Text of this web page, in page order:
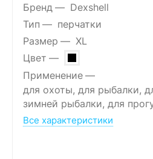
Бренд
Dexshell
Тип
перчатки
Размер
XL
Цвет
Применение
для охоты, для рыбалки,
зимней рыбалки, для
Все характеристики